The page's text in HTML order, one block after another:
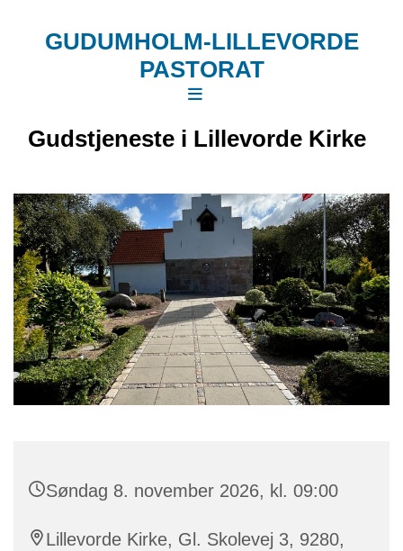
GUDUMHOLM-LILLEVORDE
PASTORAT
Gudstjeneste i Lillevorde Kirke
Søndag 8. november 2026, kl. 09:00
Lillevorde Kirke, Gl. Skolevej 3, 9280,